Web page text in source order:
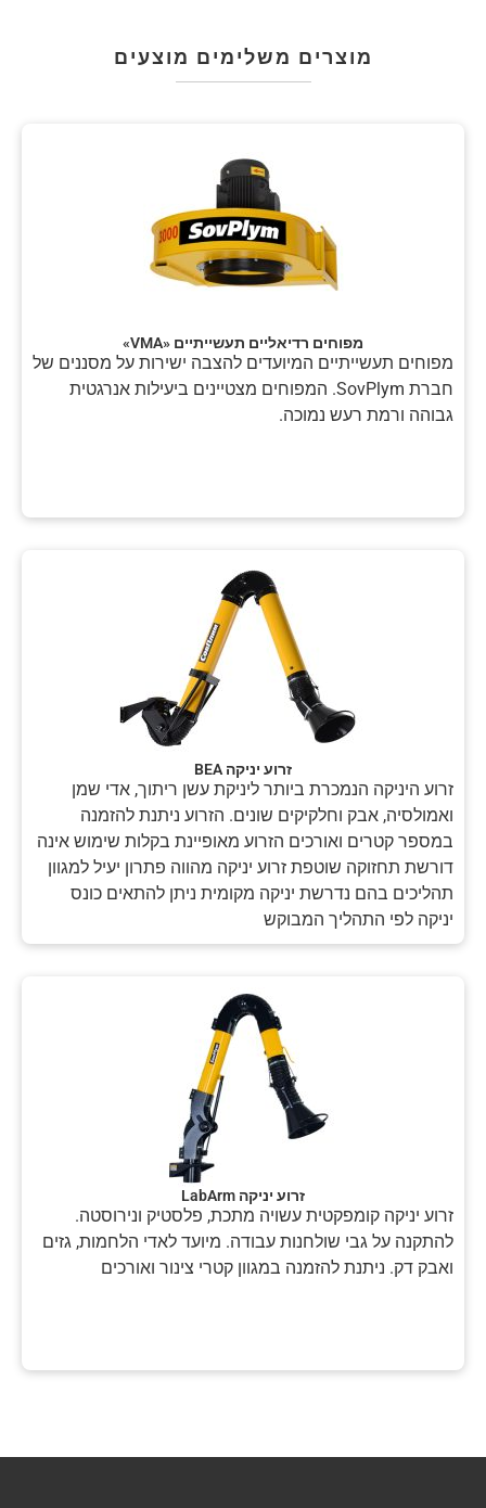
מוצרים משלימים מוצעים
מפוחים רדיאליים תעשייתיים «VMA»
מפוחים תעשייתיים המיועדים להצבה ישירות על מסננים של
חברת SovPlym. המפוחים מצטיינים ביעילות אנרגטית
גבוהה ורמת רעש נמוכה.
זרוע יניקה BEA
זרוע היניקה הנמכרת ביותר ליניקת עשן ריתוך, אדי שמן
ואמולסיה, אבק וחלקיקים שונים. הזרוע ניתנת להזמנה
במספר קטרים ואורכים הזרוע מאופיינת בקלות שימוש אינה
דורשת תחזוקה שוטפת זרוע יניקה מהווה פתרון יעיל למגוון
תהליכים בהם נדרשת יניקה מקומית ניתן להתאים כונס
יניקה לפי התהליך המבוקש
זרוע יניקה LabArm
זרוע יניקה קומפקטית עשויה מתכת, פלסטיק ונירוסטה.
להתקנה על גבי שולחנות עבודה. מיועד לאדי הלחמות, גזים
ואבק דק. ניתנת להזמנה במגוון קטרי צינור ואורכים